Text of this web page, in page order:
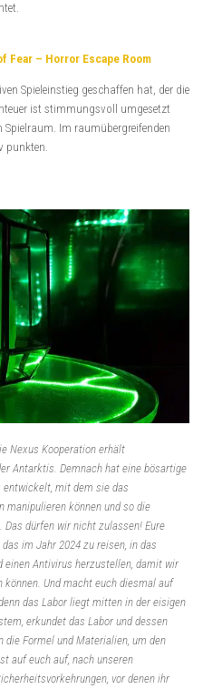
Fear – Horror Escape Room
Spieleinstieg geschaffen hat, der die
ist stimmungsvoll umgesetzt
Im raumübergreifenden
punkten.
Nexus Kooperation erhält
Antarktis. Demnach hat eine bösartige
entwickelt, mit dem sie das
manipulieren können und so die
dürfen wir nicht zulassen! Eure
im Jahr 2024 zu reisen, in das
einen Antivirus herzustellen, damit wir
Und macht euch diesmal auf
das Labor liegt mitten in der eisigen
erkundet das Labor und dessen
die Formel und Materialien, um den
auf euch auf, nach unseren
vor denen ihr